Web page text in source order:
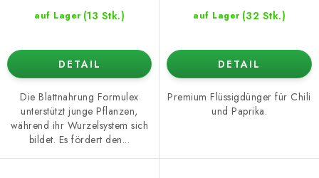
auf Lager (13 Stk.)
DETAIL
Die Blattnahrung Formulex
unterstützt junge Pflanzen,
während ihr Wurzelsystem sich
bildet. Es fördert den...
auf Lager (32 Stk.)
DETAIL
Premium Flüssigdünger für Chili
und Paprika.